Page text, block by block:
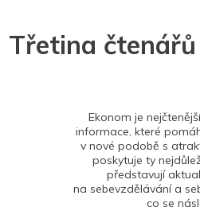
Třetina
Ekonom je
informace, které
v nové podobě s
poskytuje ty
představují
na sebevzdělávání a
co se